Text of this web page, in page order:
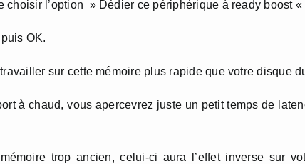
l’option » Dédier ce périphérique à ready boost «
OK.
sur cette mémoire plus rapide que votre disque
à chaud, vous apercevrez juste un petit temps de
trop ancien, celui-ci aura l’effet inverse sur